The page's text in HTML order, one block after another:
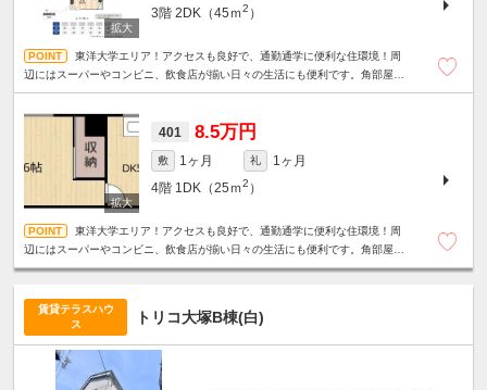
3階 2DK（45ｍ2 ）
東洋大学エリア！アクセスも良好で、通勤通学に便利な住環境！周
辺にはスーパーやコンビニ、飲食店が揃い日々の生活にも便利です。角部屋
401 8.5万円
敷 1ヶ月 礼
1ヶ月
4階 1DK（25ｍ2 ）
東洋大学エリア！アクセスも良好で、通勤通学に便利な住環境！周
辺にはスーパーやコンビニ、飲食店が揃い日々の生活にも便利です。角部屋
賃貸テラスハウ
ス
トリコ大塚B棟(白)